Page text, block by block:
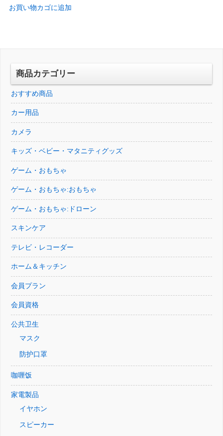
価
し
の
お買い物カゴに追加
商品カテゴリー
おすすめ商品
カー用品
カメラ
キッズ・ベビー・マタニティグッズ
ゲーム・おもちゃ
ゲーム・おもちゃ:おもちゃ
ゲーム・おもちゃ:ドローン
スキンケア
テレビ・レコーダー
ホーム＆キッチン
会員プラン
会員資格
公共卫生
マスク
防护口罩
咖喱饭
家電製品
イヤホン
スピーカー